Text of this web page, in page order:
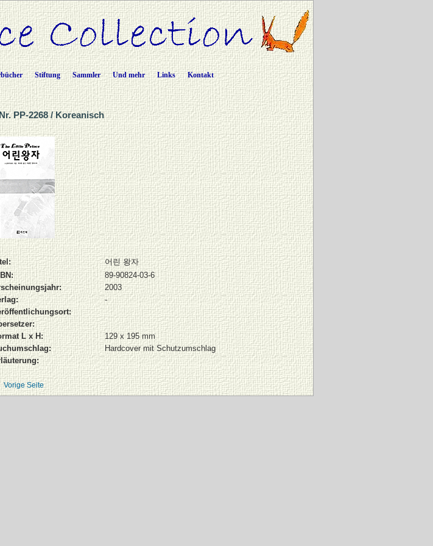
Stiftung Sammler Und mehr Links Kontakt
PP-2268 / Koreanisch
어린 왕자
89-90824-03-6
2003
-
L x H:
129 x 195 mm
Hardcover mit Schutzumschlag
Vorige Seite